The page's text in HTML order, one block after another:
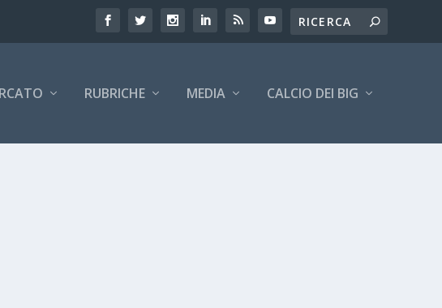
RUBRICHE MEDIA CALCIO DEI BIG